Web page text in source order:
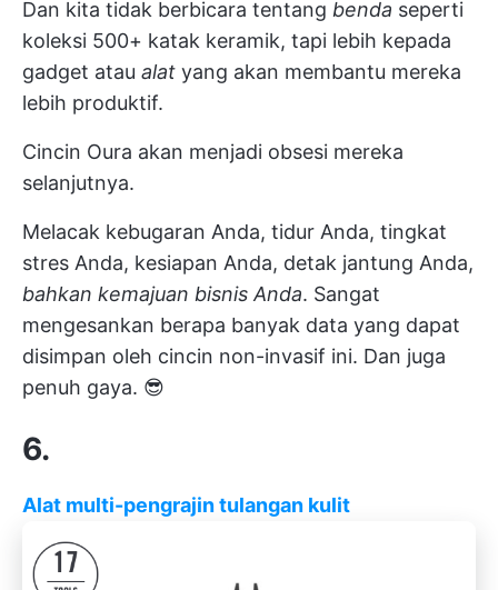
Dan kita tidak berbicara tentang benda seperti
koleksi 500+ katak keramik, tapi lebih kepada
gadget atau alat yang akan membantu mereka
lebih produktif.
Cincin Oura akan menjadi obsesi mereka
selanjutnya.
Melacak kebugaran Anda, tidur Anda, tingkat
stres Anda, kesiapan Anda, detak jantung Anda,
bahkan kemajuan bisnis Anda. Sangat
mengesankan berapa banyak data yang dapat
disimpan oleh cincin non-invasif ini. Dan juga
penuh gaya. 😎
6.
Alat multi-pengrajin tulangan kulit